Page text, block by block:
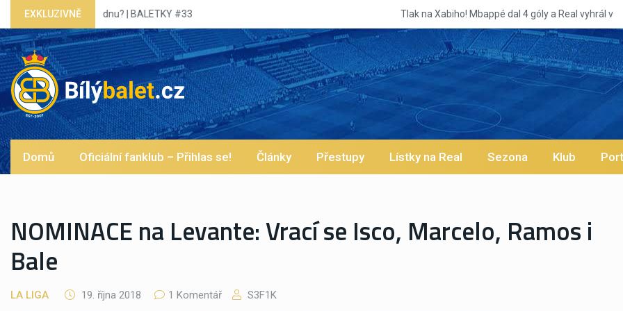
EXKLUZIVNĚ Tlak na Xabiho! Mbappé dal 4 góly a Real vyhrál v Řecku, ale otazníky zůstávají | BALETKY #31
Domů Oficiální fanklub – Přihlas se! Články Přestupy Lístky na Real Sezona Klub
NOMINACE na Levante: Vrací se Isco, Marcelo, Ramos i
Bale
LA LIGA 19. října 2018 1 Komentář S3F1K